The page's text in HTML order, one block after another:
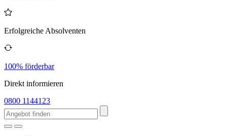
Erfolgreiche Absolventen
100% förderbar
Direkt informieren
0800 1144123